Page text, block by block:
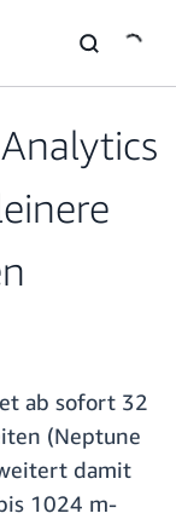
ab sofort 32
(Neptune
damit
1024 m-